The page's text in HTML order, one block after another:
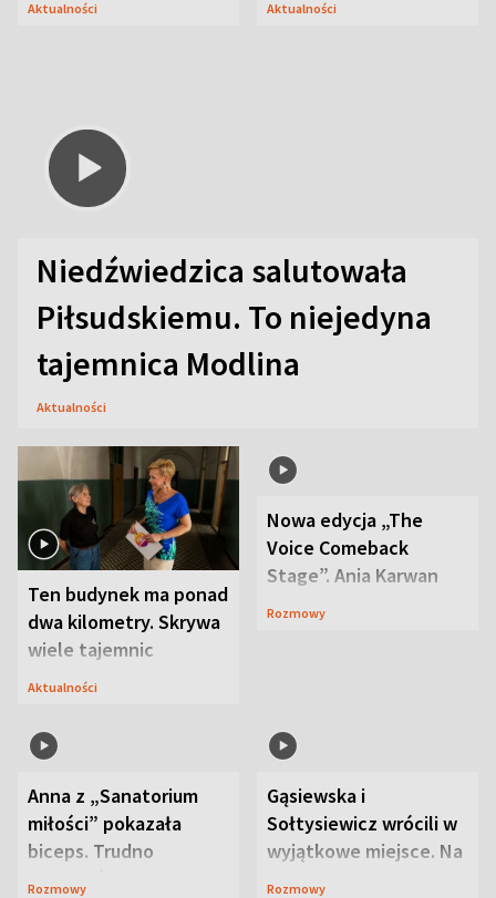
Aktualności Aktualności
Niedźwiedzica salutowała
Piłsudskiemu. To niejedyna
tajemnica Modlina
Aktualności
Ten budynek ma ponad
dwa kilometry. Skrywa
wiele tajemnic
Aktualności
Nowa edycja „The
Voice Comeback
Stage”. Ania Karwan
zapowiada
Rozmowy
Anna z „Sanatorium
miłości” pokazała
biceps. Trudno
uwierzyć, co przeszła
Rozmowy
Gąsiewska i
Sołtysiewicz wrócili w
wyjątkowe miejsce. Na
szlaku czekał
Rozmowy